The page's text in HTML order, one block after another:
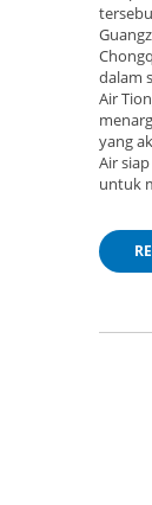
dalam
Air
yang
Air
untuk